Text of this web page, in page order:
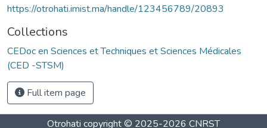
https://otrohati.imist.ma/handle/123456789/20893
Collections
CEDoc en Sciences et Techniques et Sciences Médicales
(CED -STSM)
Full item page
Otrohati copyright © 2025-2026 CNRST